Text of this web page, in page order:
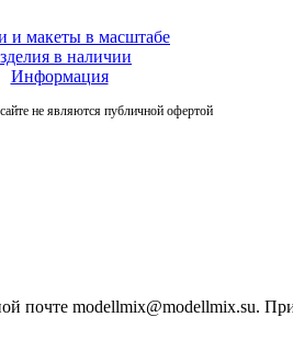
и макеты в масштабе
в наличии
Информация
не являются публичной офертой
modellmix@modellmix.su.